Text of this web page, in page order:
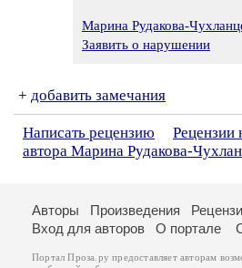
Марина Рудакова-
Заявить о нарушении
+ добавить замечания
Написать рецензию
Рецензии
автора Марина Рудакова-
Авторы Произведения
Вход для авторов
О портале
Портал Проза.ру предоставляет авторам